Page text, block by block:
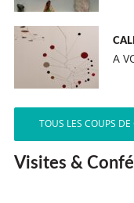
A
TOUS LES COUPS
Visites &